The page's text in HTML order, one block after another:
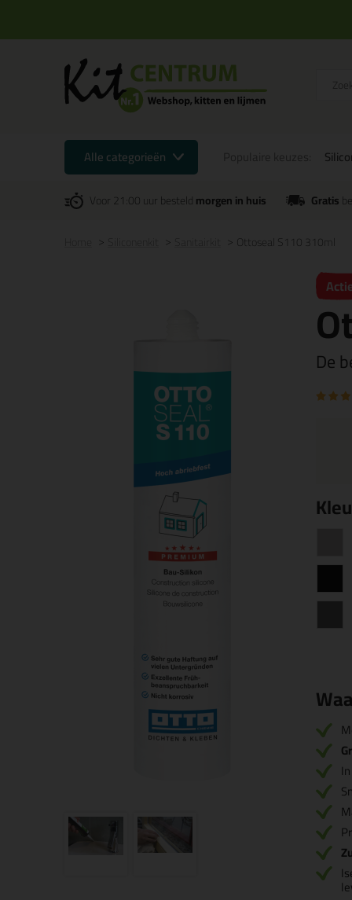
Alle categorieën
Voor 21:00 uur besteldmorgen in huis Gratis
Ottoseal S110 310ml
De
In